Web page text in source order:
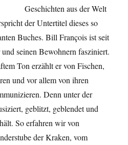
Geschichten aus der Welt
der Untertitel dieses so
Buches. Bill François ist seit
seinen Bewohnern fasziniert.
Ton erzählt er von Fischen,
und vor allem von ihren
Denn unter der
geblitzt, geblendet und
So erfahren wir von
der Kraken, vom